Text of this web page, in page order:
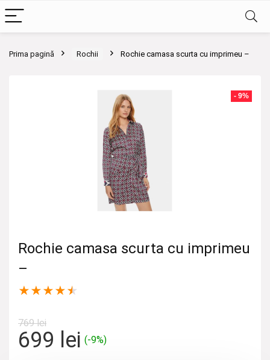
Prima pagină Rochii Rochie camasa scurta cu imprimeu –
- 9%
Rochie camasa scurta cu imprimeu
–
★★★★★
769lei
Prețul
699 leiPrețul
(-9%)